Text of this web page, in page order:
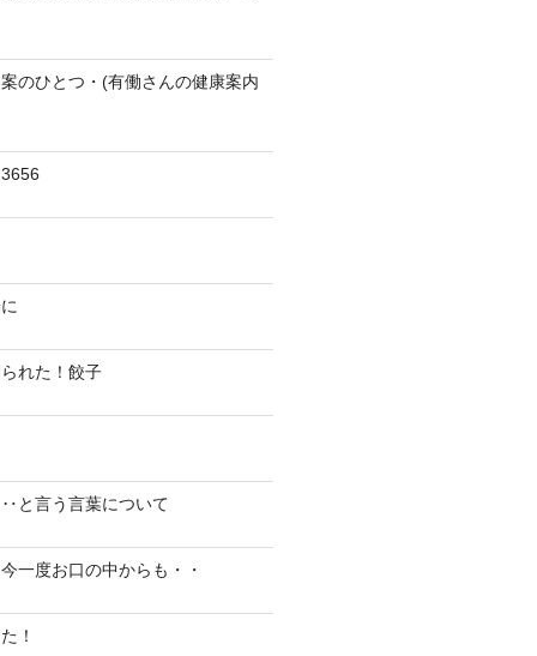
のひとつ・(有働さんの健康案内
られた！餃子
と言う言葉について
一度お口の中からも・・
！